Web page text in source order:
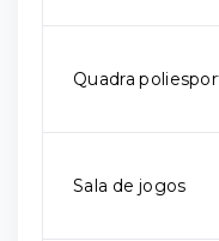
Quadra
Sala de jogos